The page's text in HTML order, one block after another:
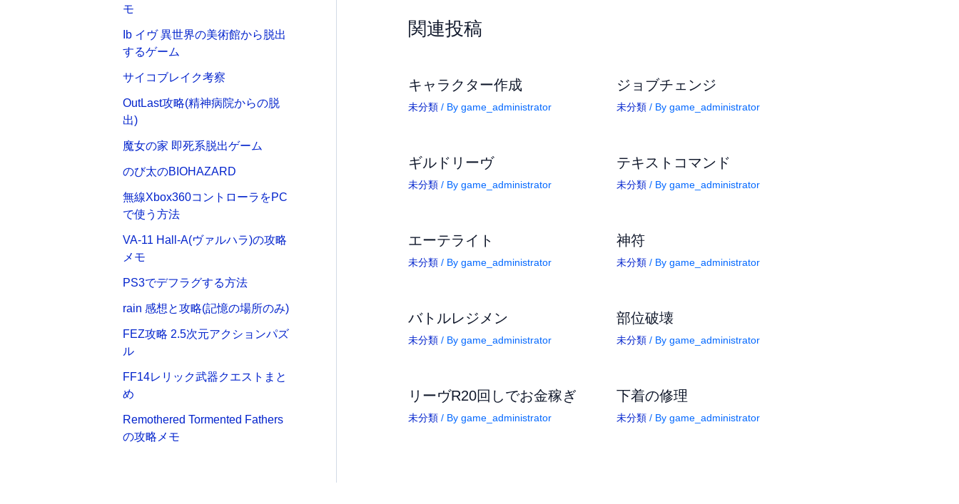
モ
Ib イヴ 異世界の美術館から脱出
するゲーム
サイコブレイク考察
OutLast攻略(精神病院からの脱
出)
魔女の家 即死系脱出ゲーム
のび太のBIOHAZARD
無線Xbox360コントローラをPC
で使う方法
VA-11 Hall-A(ヴァルハラ)の攻略
メモ
PS3でデフラグする方法
rain 感想と攻略(記憶の場所のみ)
FEZ攻略 2.5次元アクションパズ
ル
FF14レリック武器クエストまと
め
Remothered Tormented Fathers
の攻略メモ
関連投稿
キャラクター作成
未分類 / By game_administrator
ジョブチェンジ
未分類 / By game_administrator
ギルドリーヴ
未分類 / By game_administrator
テキストコマンド
未分類 / By game_administrator
エーテライト
未分類 / By game_administrator
神符
未分類 / By game_administrator
バトルレジメン
未分類 / By game_administrator
部位破壊
未分類 / By game_administrator
リーヴR20回しでお金稼ぎ
未分類 / By game_administrator
下着の修理
未分類 / By game_administrator